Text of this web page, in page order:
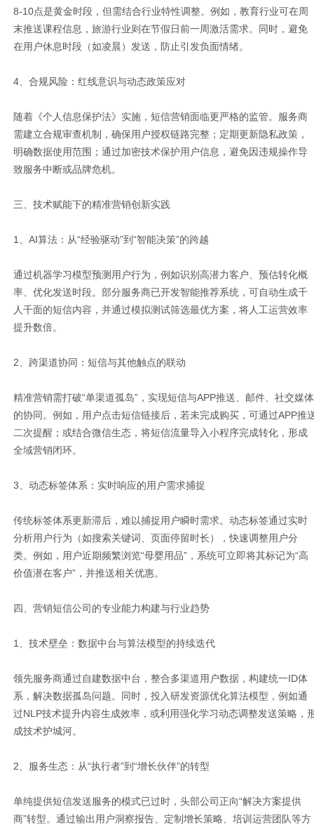
8-10点是黄金时段，但需结合行业特性调整。例如，教育行业可在周
末推送课程信息，旅游行业则在节假日前一周激活需求。同时，避免
在用户休息时段（如凌晨）发送，防止引发负面情绪。
4、合规风险：红线意识与动态政策应对
随着《个人信息保护法》实施，短信营销面临更严格的监管。服务商
需建立合规审查机制，确保用户授权链路完整；定期更新隐私政策，
明确数据使用范围；通过加密技术保护用户信息，避免因违规操作导
致服务中断或品牌危机。
三、技术赋能下的精准营销创新实践
1、AI算法：从“经验驱动”到“智能决策”的跨越
通过机器学习模型预测用户行为，例如识别高潜力客户、预估转化概
率、优化发送时段。部分服务商已开发智能推荐系统，可自动生成千
人千面的短信内容，并通过模拟测试筛选最优方案，将人工运营效率
提升数倍。
2、跨渠道协同：短信与其他触点的联动
精准营销需打破“单渠道孤岛”，实现短信与APP推送、邮件、社交媒体
的协同。例如，用户点击短信链接后，若未完成购买，可通过APP推
二次提醒；或结合微信生态，将短信流量导入小程序完成转化，形成
全域营销闭环。
3、动态标签体系：实时响应的用户需求捕捉
传统标签体系更新滞后，难以捕捉用户瞬时需求。动态标签通过实时
分析用户行为（如搜索关键词、页面停留时长），快速调整用户分
类。例如，用户近期频繁浏览“母婴用品”，系统可立即将其标记为“高
价值潜在客户”，并推送相关优惠。
四、营销短信公司的专业能力构建与行业趋势
1、技术壁垒：数据中台与算法模型的持续迭代
领先服务商通过自建数据中台，整合多渠道用户数据，构建统一ID体
系，解决数据孤岛问题。同时，投入研发资源优化算法模型，例如通
过NLP技术提升内容生成效率，或利用强化学习动态调整发送策略，
成技术护城河。
2、服务生态：从“执行者”到“增长伙伴”的转型
单纯提供短信发送服务的模式已过时，头部公司正向“解决方案提供
商”转型。通过输出用户洞察报告、定制增长策略、培训运营团队等方